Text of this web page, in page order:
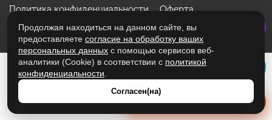
Получить расчет стоимости
Продолжая находиться на данном сайте, вы
предоставляете согласие на обработку ваших
персональных данных с помощью сервисов веб-
аналитики (Cookie) в соответствии с политикой
конфиденциальности
Согласен(на)
Политика конфиденциальности
Оферта
Разработано студиейWebKingв 2016 году